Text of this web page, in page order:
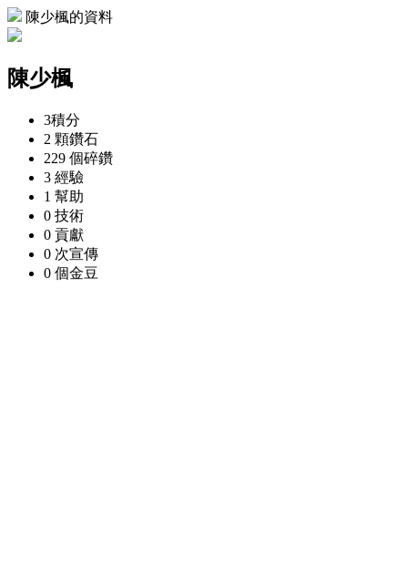
陳少楓的資料
陳少楓
3積分
2 顆鑽石
229 個碎鑽
3 經驗
1 幫助
0 技術
0 貢獻
0 次宣傳
0 個金豆